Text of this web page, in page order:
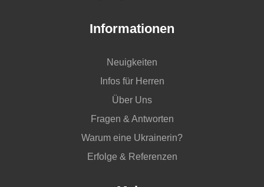
Informationen
Neuigkeiten
Infos für Herren
Über Uns
Fragen & Antworten
Warum eine Ukrainerin?
Erfolge & Referenzen